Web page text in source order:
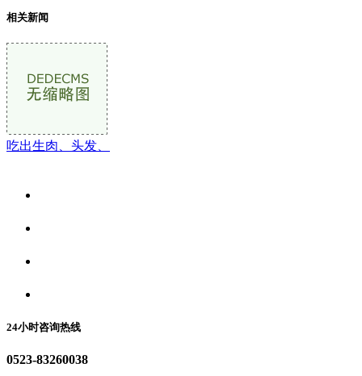
相关新闻
吃出生肉、头发、
24小时咨询热线
0523-83260038